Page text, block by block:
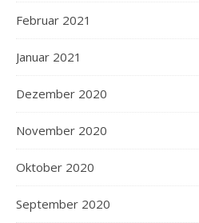
Februar 2021
Januar 2021
Dezember 2020
November 2020
Oktober 2020
September 2020